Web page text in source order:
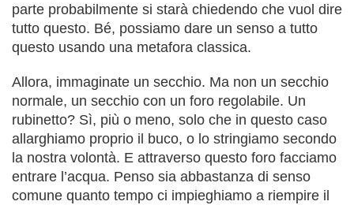
parte probabilmente si starà chiedendo che vuol dire
tutto questo. Bé, possiamo dare un senso a tutto
questo usando una metafora classica.
Allora, immaginate un secchio. Ma non un secchio
normale, un secchio con un foro regolabile. Un
rubinetto? Sì, più o meno, solo che in questo caso
allarghiamo proprio il buco, o lo stringiamo secondo
la nostra volontà. E attraverso questo foro facciamo
entrare l’acqua. Penso sia abbastanza di senso
comune quanto tempo ci impieghiamo a riempire il